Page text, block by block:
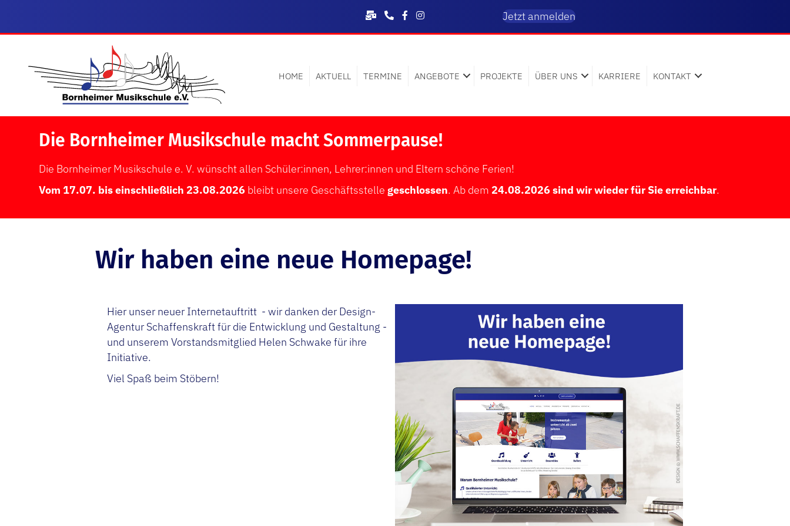
Jetzt anmelden
HOME AKTUELL TERMINE ANGEBOTE PROJEKTE ÜBER UNS KARRIERE KONTAKT
Die Bornheimer Musikschule macht Sommerpause!
Die Bornheimer Musikschule e. V. wünscht allen Schüler:innen, Lehrer:innen und Eltern schöne Ferien!
Vom 17.07. bis einschließlich 23.08.2026 bleibt unsere Geschäftsstelle geschlossen. Ab dem 24.08.2026 sind wir wieder für Sie erreichbar.
Wir haben eine neue Homepage!
Hier unser neuer Internetauftritt - wir danken der Design-
Agentur Schaffenskraft für die Entwicklung und Gestaltung -
und unserem Vorstandsmitglied Helen Schwake für ihre
Initiative.
Viel Spaß beim Stöbern!